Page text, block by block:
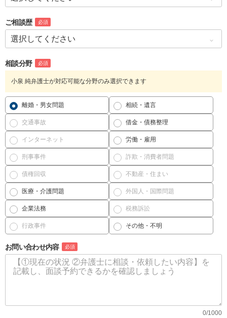
ご相談歴 必須
相談分野 必須
小泉 純弁護士が対応可能な分野のみ選択できます
離婚・男女問題 相続・遺言
交通事故 借金・債務整理
インターネット 労働・雇用
刑事事件 詐欺・消費者問題
債権回収 不動産・住まい
医療・介護問題 外国人・国際問題
企業法務 税務訴訟
行政事件 その他・不明
お問い合わせ内容 必須
0/1000